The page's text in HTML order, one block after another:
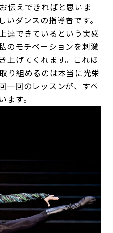
伝えできればと思いま
いダンスの指導者です。
達できているという実感
のモチベーションを刺激
上げてくれます。これほ
り組めるのは本当に光栄
一回のレッスンが、すべ
ます。